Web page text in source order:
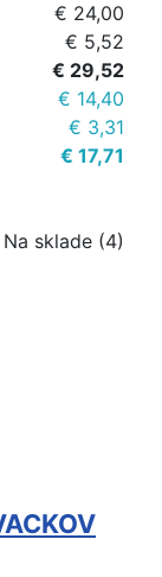
€ 24,00
€ 5,52
€ 29,52
€ 14,40
€ 3,31
€ 17,71
Na sklade (4)